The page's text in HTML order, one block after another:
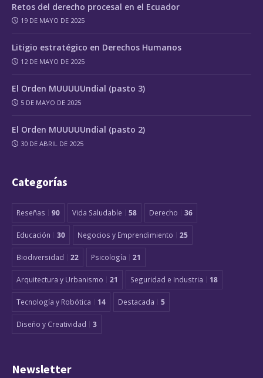
Retos del derecho procesal en el Ecuador
19 DE MAYO DE 2025
Litigio estratégico en Derechos Humanos
12 DE MAYO DE 2025
El Orden MUUUUUndial (pasto 3)
5 DE MAYO DE 2025
El Orden MUUUUUndial (pasto 2)
30 DE ABRIL DE 2025
Categorías
Reseñas 90 Vida Saludable 58 Derecho 36
Educación 30 Negocios y Emprendimiento 25
Biodiversidad 22 Psicología 21
Arquitectura y Urbanismo 21 Seguridad e Industria 18
Tecnología y Robótica 14 Destacada 5
Diseño y Creatividad 3
Newsletter